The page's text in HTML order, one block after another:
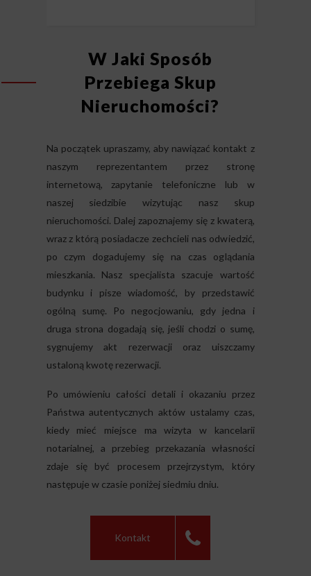
W Jaki Sposób
Przebiega Skup
Nieruchomości?
Na początek upraszamy, aby nawiązać kontakt z
naszym reprezentantem przez stronę
internetową, zapytanie telefoniczne lub w
naszej siedzibie wizytując nasz skup
nieruchomości. Dalej zapoznajemy się z kwaterą,
wraz z którą posiadacze zechcieli nas odwiedzić,
po czym dogadujemy się na czas oglądania
mieszkania. Nasz specjalista szacuje wartość
budynku i pisze wiadomość, by przedstawić
ogólną sumę. Po negocjowaniu, gdy jedna i
druga strona dogadają się, jeśli chodzi o sumę,
sygnujemy akt rezerwacji oraz uiszczamy
ustaloną kwotę rezerwacji.
Po umówieniu całości detali i okazaniu przez
Państwa autentycznych aktów ustalamy czas,
kiedy mieć miejsce ma wizyta w kancelarii
notarialnej, a przebieg przekazania własności
zdaje się być procesem przejrzystym, który
następuje w czasie poniżej siedmiu dniu.
Kontakt